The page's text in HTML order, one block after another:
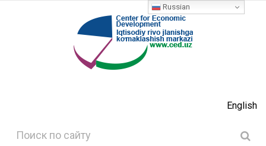
English
Russian